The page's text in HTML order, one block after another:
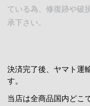
ている為、修復跡や破
承下さい。
決済完了後、ヤマト運
す。
当店は全商品国内どこ